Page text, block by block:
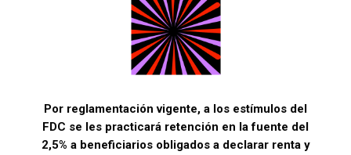
Por reglamentación vigente, a los estímulos del
FDC se les practicará retención en la fuente del
2,5% a beneficiarios obligados a declarar renta y